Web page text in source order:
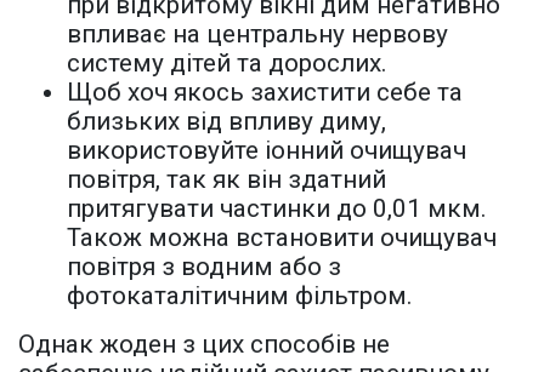
впливає на центральну нервову
систему дітей та дорослих.
Щоб хоч якось захистити себе та
близьких від впливу диму,
використовуйте іонний очищувач
повітря, так як він здатний
притягувати частинки до 0,01 мкм.
Також можна встановити очищувач
повітря з водним або з
фотокаталітичним фільтром.
Однак жоден з цих способів не